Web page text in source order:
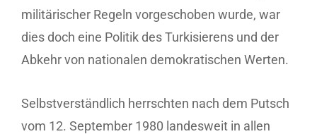
militärischer Regeln vorgeschoben wurde, war
dies doch eine Politik des Turkisierens und der
Abkehr von nationalen demokratischen Werten.
Selbstverständlich herrschten nach dem Putsch
vom 12. September 1980 landesweit in allen